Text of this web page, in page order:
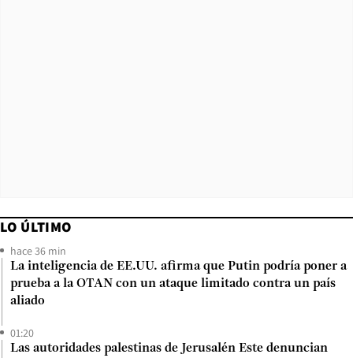
LO ÚLTIMO
hace 36 min
La inteligencia de EE.UU. afirma que Putin podría poner a
prueba a la OTAN con un ataque limitado contra un país
aliado
01:20
Las autoridades palestinas de Jerusalén Este denuncian